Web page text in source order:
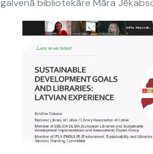
galvenā bibliotekāre Māra